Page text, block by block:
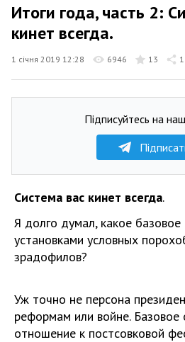
Итоги года, часть 2:
кинет всегда.
1 січня 2019 12:28 6946 13 1
Підписуйтесь на
Система вас кинет всегда.
Я долго думал, какое
установками условных
зрадофилов?
Уж точно не персона
реформам или войне. Базовое
отношение к постсовковой